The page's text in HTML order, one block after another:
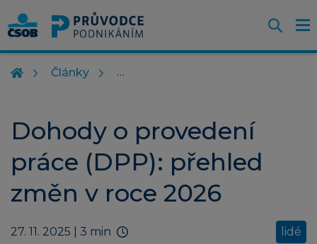
Články
Dohody o provedení
práce (DPP): přehled
změn v roce 2026
27. 11. 2025 | 3 min lidé